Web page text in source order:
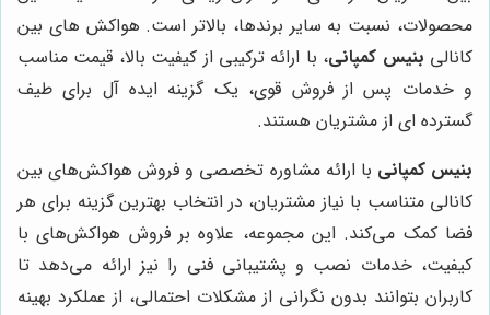
محصولات، نسبت به سایر برندها، بالاتر است. هواکش های بین
کانالی بنیس کمپانی، با ارائه ترکیبی از کیفیت بالا، قیمت مناسب
و خدمات پس از فروش قوی، یک گزینه ایده آل برای طیف
گسترده ای از مشتریان هستند.
بنیس کمپانی با ارائه مشاوره تخصصی و فروش هواکش‌های بین
کانالی متناسب با نیاز مشتریان، در انتخاب بهترین گزینه برای هر
فضا کمک می‌کند. این مجموعه، علاوه بر فروش هواکش‌های با
کیفیت، خدمات نصب و پشتیبانی فنی را نیز ارائه می‌دهد تا
کاربران بتوانند بدون نگرانی از مشکلات احتمالی، از عملکرد بهینه